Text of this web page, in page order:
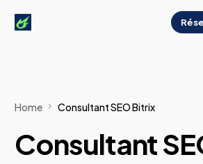
Home Consultant SEO Bitrix
Consultant